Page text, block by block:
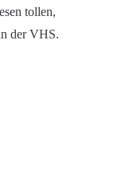
tollen,
der VHS.